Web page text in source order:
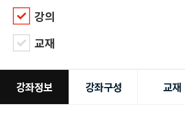
강의
교재
강좌정보 강좌구성 교재